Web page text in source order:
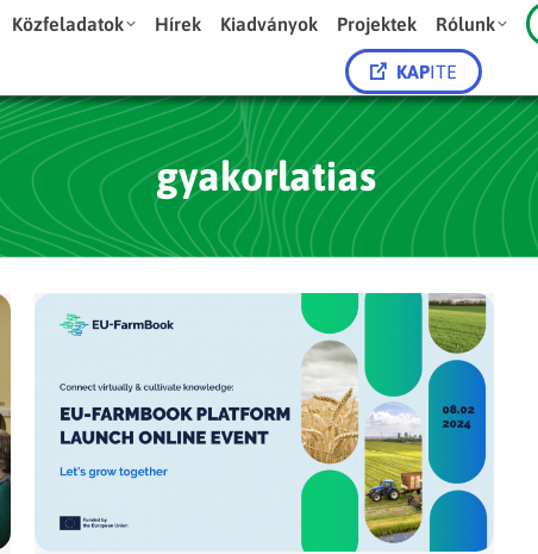
Közfeladatok Hírek Kiadványok Projektek Rólunk
KAPITE
gyakorlatias